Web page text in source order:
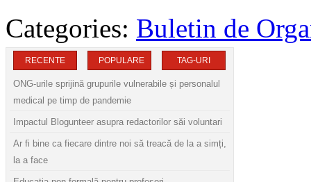
Categories: Buletin de
RECENTE POPULARE TAG-URI
ONG-urile sprijină grupurile vulnerabile și personalul
medical pe timp de pandemie
Impactul Blogunteer asupra redactorilor săi voluntari
Ar fi bine ca fiecare dintre noi să treacă de la a simți,
la a face